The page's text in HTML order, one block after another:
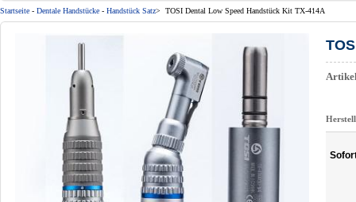
Startseite - Dentale Handstücke - Handstück Satz> TOSI Dental Low Speed Handstück Kit TX-414A